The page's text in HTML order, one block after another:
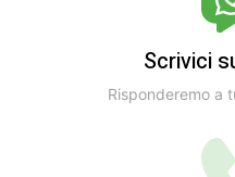
Scrivici
Risponderemo a